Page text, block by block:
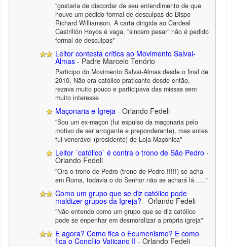
"gostaria de discordar de seu entendimento de que
houve um pedido formal de desculpas do Bispo
Richard Williamson. A carta dirigida ao Cardeal
Castrillón Hoyos é vaga, "sincero pesar" não é pedido
formal de desculpas"
Leitor contesta crítica ao Movimento Salvai-
Almas - Padre Marcelo Tenório
Participo do Movimento Salvai-Almas desde o final de
2010. Não era católico praticante desde então,
rezava muito pouco e participava das missas sem
muito interesse
Maçonaria e Igreja - Orlando Fedeli
"Sou um ex-maçon (fui expulso da maçonaria pelo
motivo de ser arrogante e preponderante), mas antes
fui venerável (presidente) de Loja Maçônica"
Leitor ´católico` é contra o trono de São Pedro -
Orlando Fedeli
"Ora o trono de Pedro (trono de Pedro !!!!!) se acha
em Roma, todavia o do Senhor não se achará lá......"
Como um grupo que se diz católico pode
maldizer grupos da Igreja? - Orlando Fedeli
"Não entendo como um grupo que se diz católico
pode se enpenhar em desmoralizar a própria igreja"
E agora? Como fica o Ecumenismo? E como
fica o Concílio Vaticano II - Orlando Fedeli